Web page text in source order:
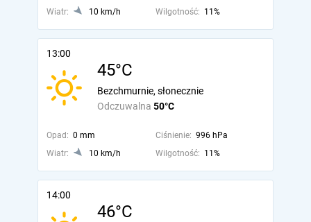
Wiatr:
10 km/h Wilgotność: 11%
13:00
45°C
Odczuwalna 50°C
Bezchmurnie, słonecznie
Opad: 0 mm Ciśnienie: 996 hPa
Wiatr:
10 km/h Wilgotność: 11%
14:00
46°C